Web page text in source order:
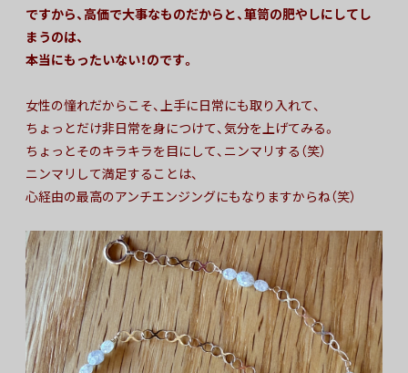
ですから、高価で大事なものだからと、箪笥の肥やしにしてし
まうのは、
本当にもったいない！のです。
女性の憧れだからこそ、上手に日常にも取り入れて、
ちょっとだけ非日常を身につけて、気分を上げてみる。
ちょっとそのキラキラを目にして、ニンマリする（笑）
ニンマリして満足することは、
心経由の最高のアンチエンジングにもなりますからね（笑）